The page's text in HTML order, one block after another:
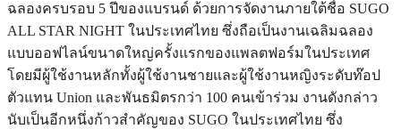
ฉลองครบรอบ 5 ปีของแบรนด์ ด้วยการจัดงานภายใต้ชื่อ SUGO
ALL STAR NIGHT ในประเทศไทย ซึ่งถือเป็นงานเฉลิมฉลอง
แบบออฟไลน์ขนาดใหญ่ครั้งแรกของแพลตฟอร์มในประเทศ
โดยมีผู้ใช้งานหลักทั้งผู้ใช้งานชายและผู้ใช้งานหญิงระดับท๊อป
ตัวแทน Union และพันธมิตรกว่า 100 คนเข้าร่วม งานดังกล่าว
นับเป็นอีกหนึ่งก้าวสำคัญของ SUGO ในประเทศไทย ซึ่ง